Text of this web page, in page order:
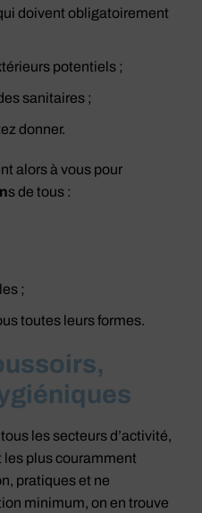
doivent obligatoirement
potentiels ;
sanitaires ;
donner.
alors à vous pour
s de tous :
;
toutes leurs formes.
les secteurs d’activité,
les plus couramment
pratiques et ne
minimum, on en trouve